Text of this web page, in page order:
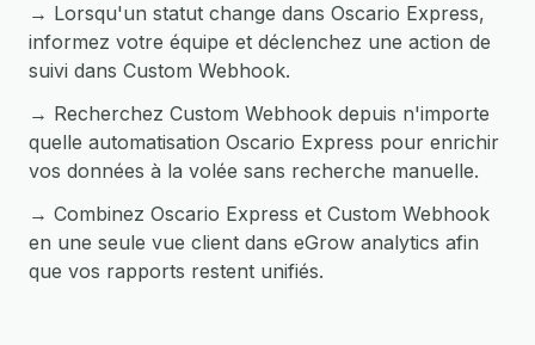
→ Lorsqu'un statut change dans Oscario Express,
informez votre équipe et déclenchez une action de
suivi dans Custom Webhook.
→ Recherchez Custom Webhook depuis n'importe
quelle automatisation Oscario Express pour enrichir
vos données à la volée sans recherche manuelle.
→ Combinez Oscario Express et Custom Webhook
en une seule vue client dans eGrow analytics afin
que vos rapports restent unifiés.